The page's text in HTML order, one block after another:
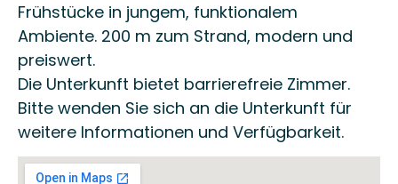
Frühstücke in jungem, funktionalem
Ambiente. 200 m zum Strand, modern und
preiswert.
Die Unterkunft bietet barrierefreie Zimmer.
Bitte wenden Sie sich an die Unterkunft für
weitere Informationen und Verfügbarkeit.